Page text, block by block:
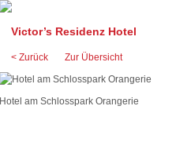
Victor’s Residenz Hotel
< Zurück Zur Übersicht
Hotel am Schlosspark Orangerie